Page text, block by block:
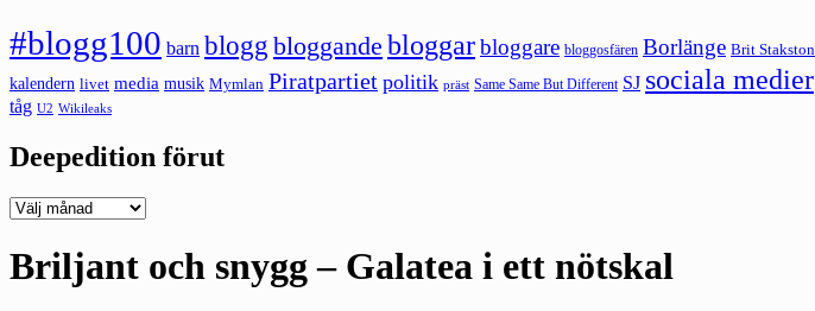
#blogg100 barn blogg bloggande bloggarbloggare bloggosfären Borlänge Brit Stakston
kalendern livet media musik Mymlan Piratpartiet politik präst Same Same But Different SJ sociala medier
tåg U2 Wikileaks
Deepedition förut
Deepedition
Briljant och snygg – Galatea i ett nötskal